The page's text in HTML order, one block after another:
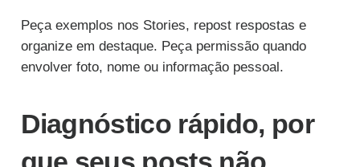
Peça exemplos nos Stories, repost respostas e
organize em destaque. Peça permissão quando
envolver foto, nome ou informação pessoal.
Diagnóstico rápido, por